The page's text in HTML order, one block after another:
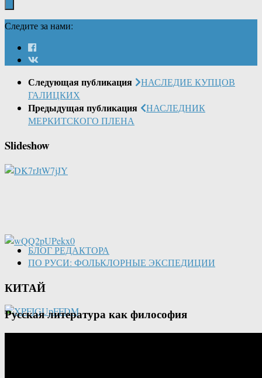
Следите за нами:
Следующая публикация
НАСЛЕДИЕ КУПЦОВ
ГАЛИЦКИХ
Предыдущая публикация
НАСЛЕДНИК
МЕРКИТСКОГО ПЛЕНА
Slideshow
БЛОГ РЕДАКТОРА
ПО РУСИ: ФОЛЬКЛОРНЫЕ ЭКСПЕДИЦИИ
КИТАЙ
Русская литература как философия